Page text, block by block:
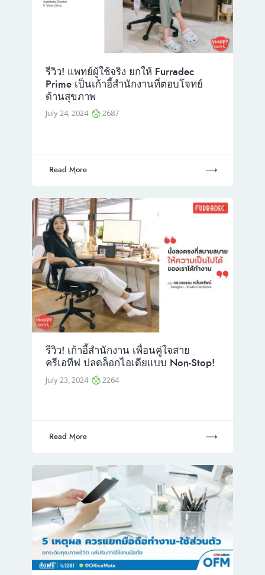
รีวิว! แพทย์ผู้ใช้จริง ยกให้ Furradec
Prime เป็นเก้าอี้สำนักงานที่ตอบโจทย์
ด้านสุขภาพ
July 24, 2024 2687
Read More
รีวิว! เก้าอี้สำนักงาน เพื่อนคู่ใจสาย
ครีเอทีฟ ปลดล็อกไอเดียแบบ Non-Stop!
July 23, 2024 2264
Read More